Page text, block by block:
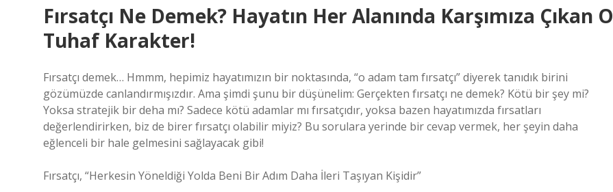
Fırsatçı Ne Demek? Hayatın Her Alanında Karşımıza Çıkan O
Tuhaf Karakter!
Fırsatçı demek… Hmmm, hepimiz hayatımızın bir noktasında, “o adam tam fırsatçı” diyerek tanıdık birini
gözümüzde canlandırmışızdır. Ama şimdi şunu bir düşünelim: Gerçekten fırsatçı ne demek? Kötü bir şey mi?
Yoksa stratejik bir deha mı? Sadece kötü adamlar mı fırsatçıdır, yoksa bazen hayatımızda fırsatları
değerlendirirken, biz de birer fırsatçı olabilir miyiz? Bu sorulara yerinde bir cevap vermek, her şeyin daha
eğlenceli bir hale gelmesini sağlayacak gibi!
Fırsatçı, “Herkesin Yöneldiği Yolda Beni Bir Adım Daha İleri Taşıyan Kişidir”